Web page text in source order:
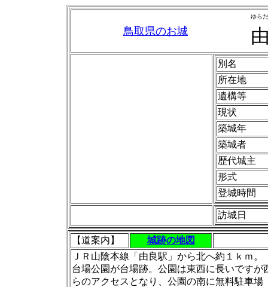
鳥取県のお城
ゆら
別名
所在地
遺構等
現状
築城年
築城者
歴代城主
形式
登城時間
訪城日
【道案内】
城跡の地図
ＪＲ山陰本線「由良駅」から北へ約１ｋｍ
台場公園が台場跡。公園は東西に長いです
らのアクセスとなり、公園の南に無料駐車